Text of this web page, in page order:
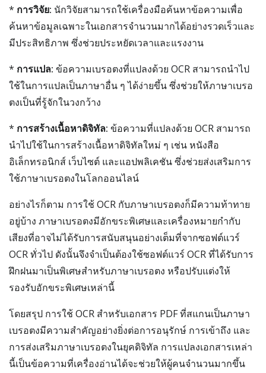
* การวิจัย: นักวิจัยสามารถใช้เครื่องมือค้นหาข้อความเพื่อ
ค้นหาข้อมูลเฉพาะในเอกสารจำนวนมากได้อย่างรวดเร็วและ
มีประสิทธิภาพ ซึ่งช่วยประหยัดเวลาและแรงงาน
* การแปล: ข้อความเบรอตงที่แปลงด้วย OCR สามารถนำไป
ใช้ในการแปลเป็นภาษาอื่น ๆ ได้ง่ายขึ้น ซึ่งช่วยให้ภาษาเบรอ
ตงเป็นที่รู้จักในวงกว้าง
* การสร้างเนื้อหาดิจิทัล: ข้อความที่แปลงด้วย OCR สามารถ
นำไปใช้ในการสร้างเนื้อหาดิจิทัลใหม่ ๆ เช่น หนังสือ
อิเล็กทรอนิกส์ เว็บไซต์ และแอปพลิเคชัน ซึ่งช่วยส่งเสริมการ
ใช้ภาษาเบรอตงในโลกออนไลน์
อย่างไรก็ตาม การใช้ OCR กับภาษาเบรอตงก็มีความท้าทาย
อยู่บ้าง ภาษาเบรอตงมีอักขระพิเศษและเครื่องหมายกำกับ
เสียงที่อาจไม่ได้รับการสนับสนุนอย่างเต็มที่จากซอฟต์แวร์
OCR ทั่วไป ดังนั้นจึงจำเป็นต้องใช้ซอฟต์แวร์ OCR ที่ได้รับการ
ฝึกฝนมาเป็นพิเศษสำหรับภาษาเบรอตง หรือปรับแต่งให้
รองรับอักขระพิเศษเหล่านี้
โดยสรุป การใช้ OCR สำหรับเอกสาร PDF ที่สแกนเป็นภาษา
เบรอตงมีความสำคัญอย่างยิ่งต่อการอนุรักษ์ การเข้าถึง และ
การส่งเสริมภาษาเบรอตงในยุคดิจิทัล การแปลงเอกสารเหล่า
นี้เป็นข้อความที่เครื่องอ่านได้จะช่วยให้ผู้คนจำนวนมากขึ้น